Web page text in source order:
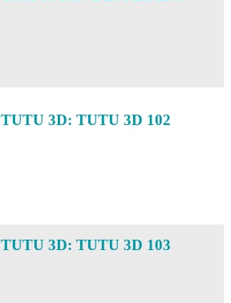
TUTU 3D: TUTU 3D 102
TUTU 3D: TUTU 3D 103